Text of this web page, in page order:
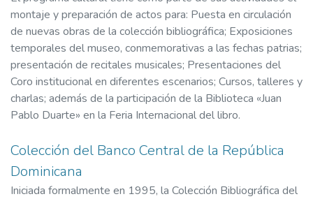
montaje y preparación de actos para: Puesta en circulación
de nuevas obras de la colección bibliográfica; Exposiciones
temporales del museo, conmemorativas a las fechas patrias;
presentación de recitales musicales; Presentaciones del
Coro institucional en diferentes escenarios; Cursos, talleres y
charlas; además de la participación de la Biblioteca «Juan
Pablo Duarte» en la Feria Internacional del libro.
Colección del Banco Central de la República
Dominicana
Iniciada formalmente en 1995, la Colección Bibliográfica del